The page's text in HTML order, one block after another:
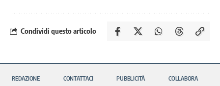
Condividi questo articolo
REDAZIONE CONTATTACI PUBBLICITÀ COLLABORA